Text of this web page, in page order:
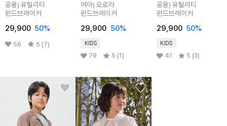
공용) 유틸리티
윈드브레이커
29,900 50%
56 5 (7)
여아) 오로라
윈드브레이커
29,900 50%
KIDS
79 5 (1)
공용) 유틸리티
윈드브레이커
29,900 50%
KIDS
41 5 (3)